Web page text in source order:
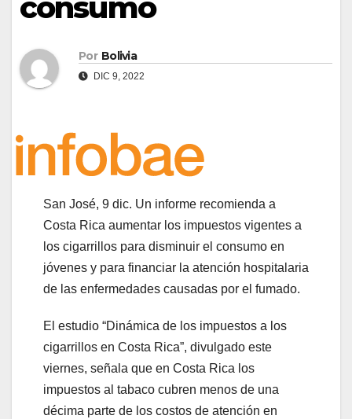
Por Bolivia
DIC 9, 2022
San José, 9 dic. Un informe recomienda a
Costa Rica aumentar los impuestos vigentes a
los cigarrillos para disminuir el consumo en
jóvenes y para financiar la atención hospitalaria
de las enfermedades causadas por el fumado.
El estudio “Dinámica de los impuestos a los
cigarrillos en Costa Rica”, divulgado este
viernes, señala que en Costa Rica los
impuestos al tabaco cubren menos de una
décima parte de los costos de atención en